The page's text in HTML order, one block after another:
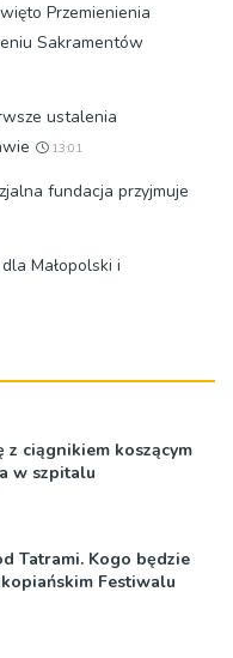
Przemienienia
Sakramentów
ustalenia
13:01
fundacja przyjmuje
Małopolski i
z ciągnikiem koszącym
w szpitalu
Tatrami. Kogo będzie
Festiwalu